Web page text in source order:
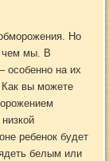
Но
чем мы. В
особенно на их
вы можете
ребенок будет
белым или